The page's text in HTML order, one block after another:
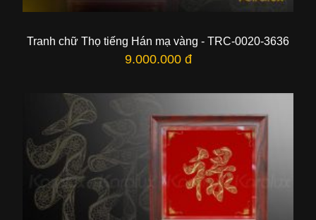
Tranh chữ Thọ tiếng Hán mạ vàng - TRC-0020-3636
9.000.000 đ